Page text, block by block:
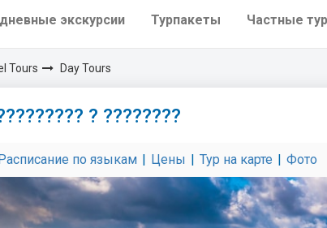
экскурсии Турпакеты Частные
Tours Day Tours
? ????????
по языкам | Цены | Тур на карте | Фото